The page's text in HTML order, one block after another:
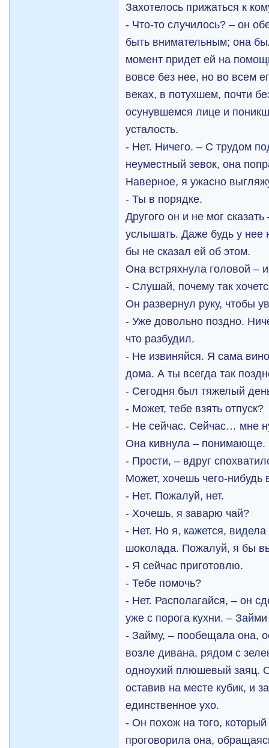
Захотелось прижаться к
- Что-то случилось? – он
быть внимательным; она
момент придет ей на
вовсе без нее, но во всем
веках, в потухшем, почти
осунувшемся лице и
усталость.
- Нет. Ничего. – С трудом
неуместный зевок, она
Наверное, я ужасно
- Ты в порядке.
Другого он и не мог
услышать. Даже будь у нее
бы не сказал ей об этом.
Она встряхнула головой –
- Слушай, почему так
Он развернул руку, чтобы
- Уже довольно поздно.
что разбудил.
- Не извиняйся. Я сама
дома. А ты всегда так
- Сегодня был тяжелый
- Может, тебе взять отпуск?
- Не сейчас. Сейчас… мне
Она кивнула – понимающе.
- Прости, – вдруг
Может, хочешь чего-нибудь
- Нет. Пожалуй, нет.
- Хочешь, я заварю чай?
- Нет. Но я, кажется,
шоколада. Пожалуй, я бы
- Я сейчас приготовлю.
- Тебе помочь?
- Нет. Располагайся, – он
уже с порога кухни. –
- Займу, – пообещала она,
возле дивана, рядом с
одноухий плюшевый заяц.
оставив на месте кубик, и
единственное ухо.
- Он похож на того,
проговорила она,